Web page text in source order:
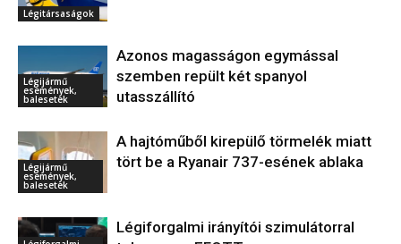
Légitársaságok
Légijármű
események,
balesetek
Azonos magasságon egymással
szemben repült két spanyol
utasszállító
Légijármű
események,
balesetek
A hajtóműből kirepülő törmelék miatt
tört be a Ryanair 737-esének ablaka
Légiforgalmi irányítói szimulátorral